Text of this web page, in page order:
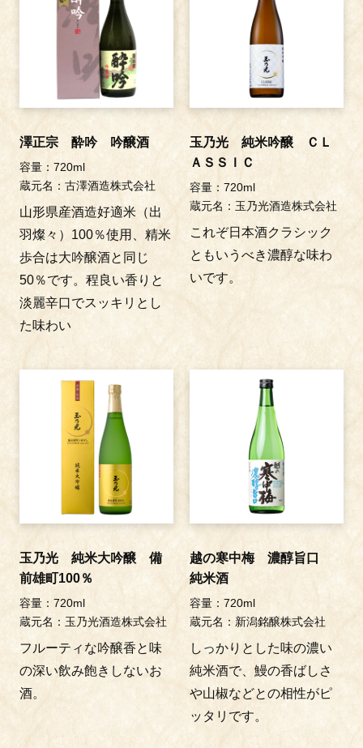
澤正宗 酔吟 吟醸酒
容量：720ml
蔵元名：古澤酒造株式会社
山形県産酒造好適米（出
羽燦々）100％使用、精米
歩合は大吟醸酒と同じ
50％です。程良い香りと
淡麗辛口でスッキリとし
た味わい
玉乃光 純米吟醸 ＣＬ
ＡＳＳＩＣ
容量：720ml
蔵元名：玉乃光酒造株式会社
これぞ日本酒クラシック
ともいうべき濃醇な味わ
いです。
玉乃光 純米大吟醸 備
前雄町100％
容量：720ml
蔵元名：玉乃光酒造株式会社
フルーティな吟醸香と味
の深い飲み飽きしないお
酒。
越の寒中梅 濃醇旨口
純米酒
容量：720ml
蔵元名：新潟銘醸株式会社
しっかりとした味の濃い
純米酒で、鰻の香ばしさ
や山椒などとの相性がピ
ッタリです。